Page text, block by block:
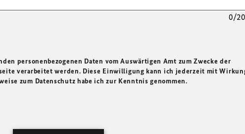
0/
personenbezogenen Daten vom Auswärtigen Amt zum Zwecke der
verarbeitet werden. Diese Einwilligung kann ich jederzeit mit
zum Datenschutz habe ich zur Kenntnis genommen.